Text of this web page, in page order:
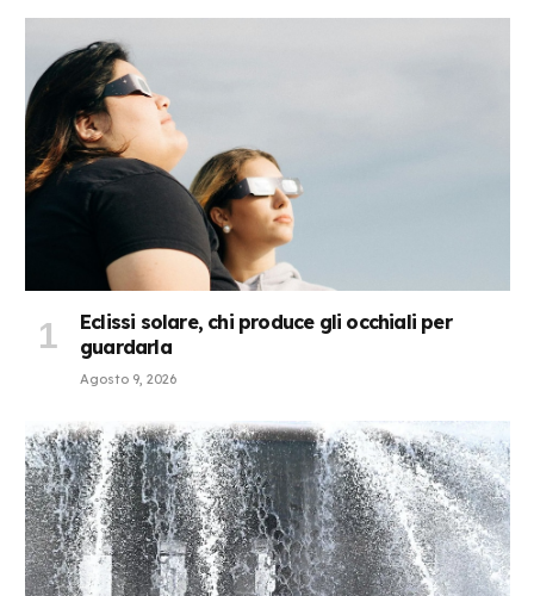
Eclissi solare, chi produce gli occhiali per
guardarla
Agosto 9, 2026